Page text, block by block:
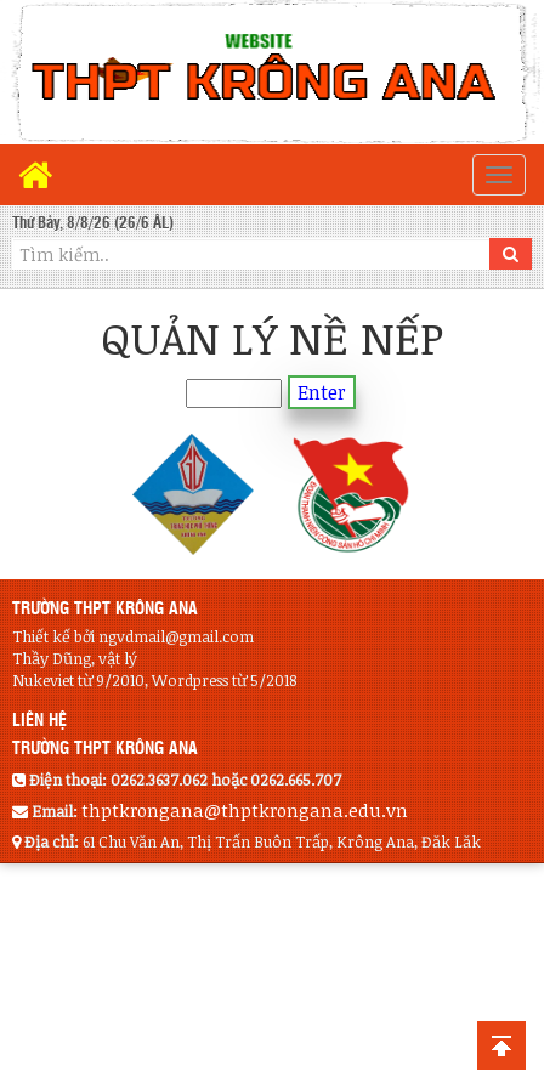
Thứ Bảy, 8/8/26 (26/6 ÂL)
QUẢN LÝ NỀ NẾP
Enter
TRƯỜNG THPT KRÔNG ANA
Thiết kế bởi ngvdmail@gmail.com
Thầy Dũng, vật lý
Nukeviet từ 9/2010, Wordpress từ 5/2018
LIÊN HỆ
TRƯỜNG THPT KRÔNG ANA
Điện thoại:0262.3637.062 hoặc 0262.665.707
Email:thptkrongana@thptkrongana.edu.vn
Địa chỉ:61 Chu Văn An, Thị Trấn Buôn Trấp, Krông Ana, Đăk Lăk